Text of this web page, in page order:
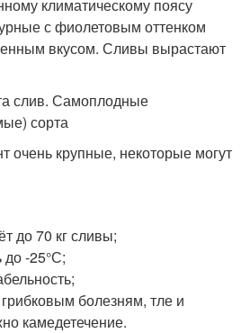
климатическому поясу
с фиолетовым оттенком
вкусом. Сливы вырастают
очень крупные, некоторые могут
до 70 кг сливы;
до -25°С;
болезням, тле и
камедетечение.